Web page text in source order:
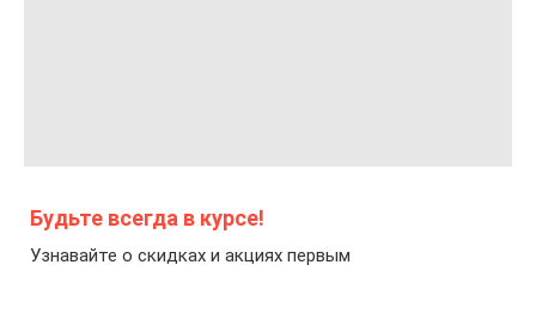
Будьте всегда в курсе!
Узнавайте о скидках и акциях первым